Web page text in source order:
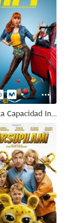
ACI: Alta Capacidad Intelectual
--